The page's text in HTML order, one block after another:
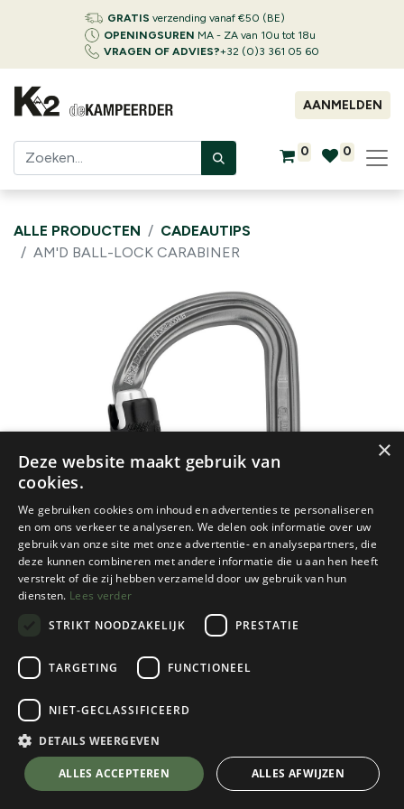
GRATIS verzending vanaf €50 (BE)
OPENINGSUREN MA - ZA van 10u tot 18u
VRAGEN OF ADVIES?+32 (0)3 361 05 60
AANMELDEN
0 0
ALLE PRODUCTEN
CADEAUTIPS
AM'D BALL-LOCK CARABINER
Petzl
Am'd Ball-lock Carabiner
€
24,95
💬 Stel je vraag over dit product via WhatsApp
×
Deze website maakt gebruik van
cookies.
We gebruiken cookies om inhoud en advertenties te personaliseren
en om ons verkeer te analyseren. We delen ook informatie over uw
gebruik van onze site met onze advertentie- en analysepartners, die
deze kunnen combineren met andere informatie die u aan hen heeft
verstrekt of die zij hebben verzameld door uw gebruik van hun
diensten. Lees verder
STRIKT NOODZAKELIJK
PRESTATIE
TARGETING FUNCTIONEEL
NIET-GECLASSIFICEERD
DETAILS WEERGEVEN
ALLES ACCEPTEREN ALLES AFWIJZEN